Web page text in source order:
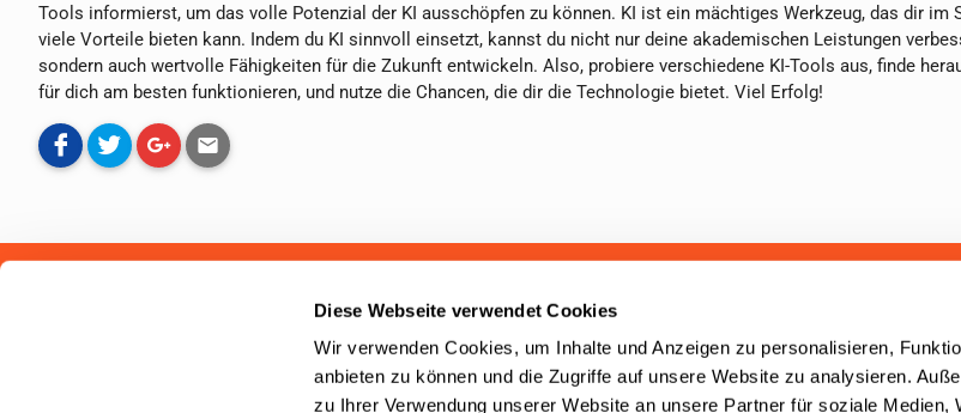
Diese Webseite verwendet Cookies
Wir verwenden Cookies, um Inhalte und Anzeigen zu personalisieren,
anbieten zu können und die Zugriffe auf unsere Website zu analysieren.
zu Ihrer Verwendung unserer Website an unsere Partner für soziale Medien,
Tools informierst, um das volle Potenzial der KI ausschöpfen zu können. KI ist ein mächtiges Werkzeug, das dir im
viele Vorteile bieten kann. Indem du KI sinnvoll einsetzt, kannst du nicht nur deine akademischen Leistungen
sondern auch wertvolle Fähigkeiten für die Zukunft entwickeln. Also, probiere verschiedene KI-Tools aus, finde
für dich am besten funktionieren, und nutze die Chancen, die dir die Technologie bietet. Viel Erfolg!
Studierende zum Thema private oder gesetzliche Krankenversicherung beraten. Unser Service